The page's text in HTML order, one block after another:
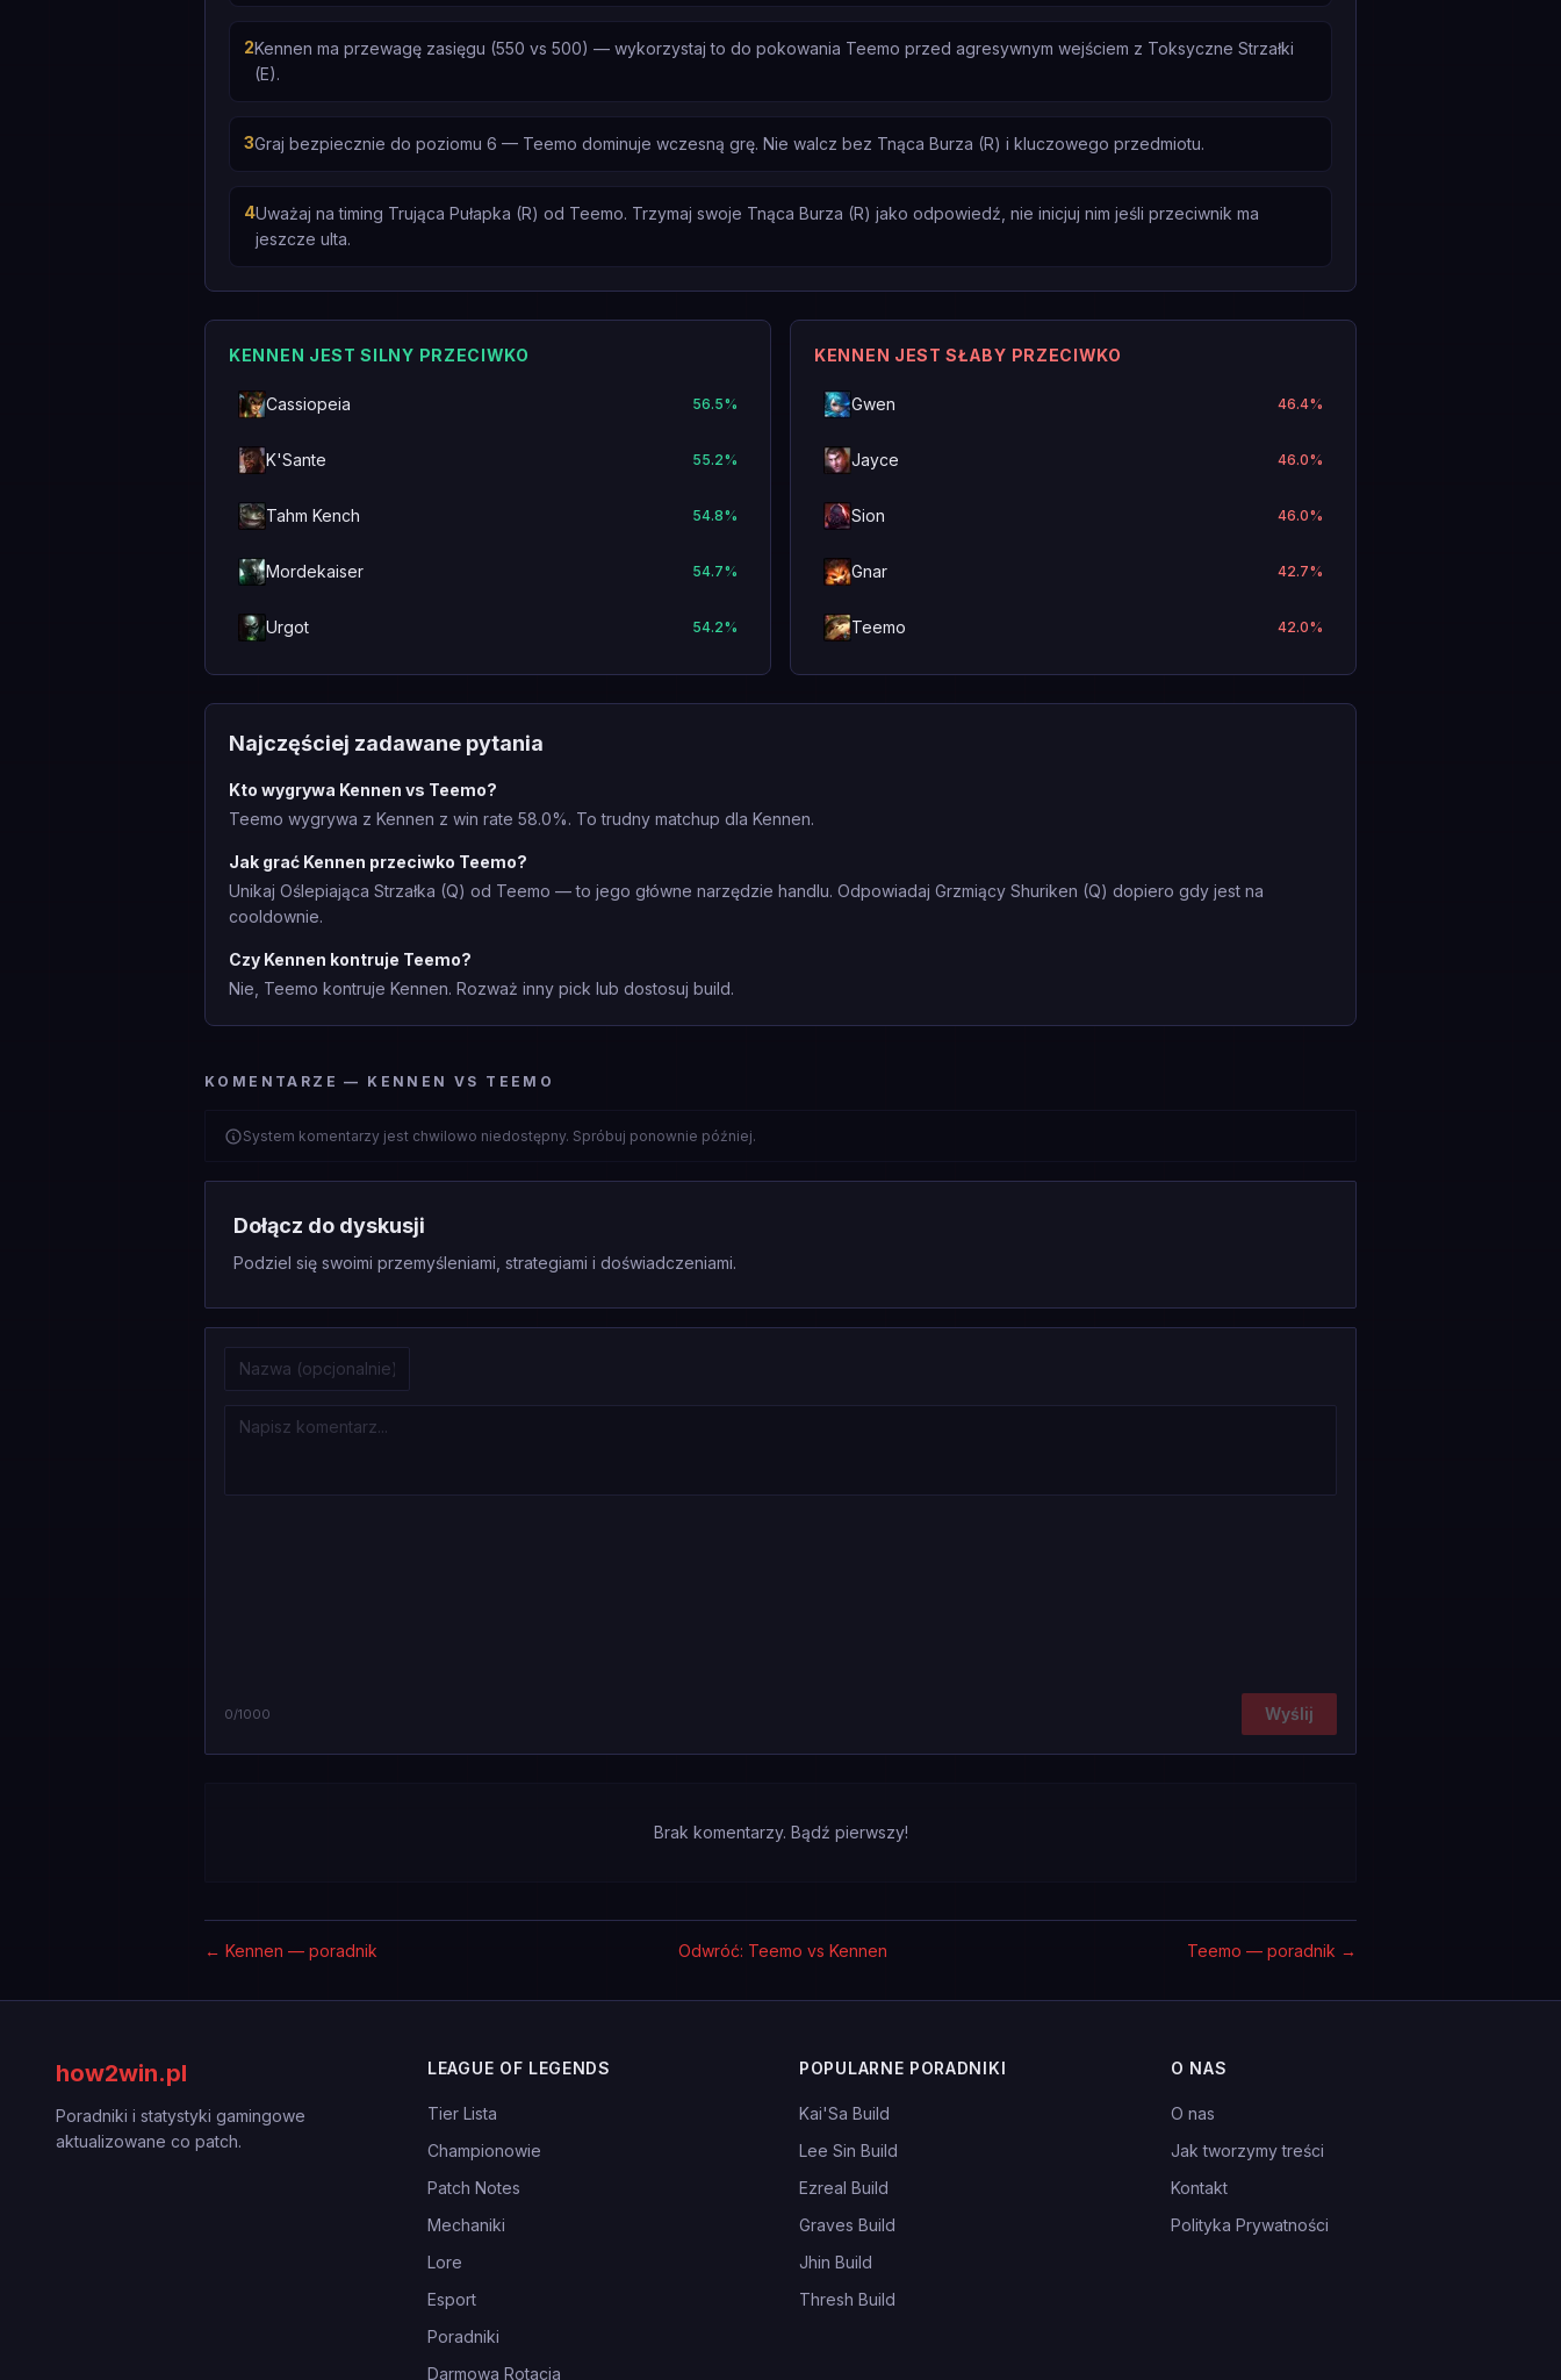
2Kennen ma przewagę zasięgu (550 vs 500) — wykorzystaj to do pokowania Teemo przed agresywnym wejściem z Toksyczne Strzałki
(E).
3Graj bezpiecznie do poziomu 6 — Teemo dominuje wczesną grę. Nie walcz bez Tnąca Burza (R) i kluczowego przedmiotu.
4Uważaj na timing Trująca Pułapka (R) od Teemo. Trzymaj swoje Tnąca Burza (R) jako odpowiedź, nie inicjuj nim jeśli przeciwnik ma
jeszcze ulta.
KENNEN JEST SILNY PRZECIWKO
Cassiopeia 56.5%
K'Sante 55.2%
Tahm Kench 54.8%
Mordekaiser 54.7%
Urgot 54.2%
KENNEN JEST SŁABY PRZECIWKO
Gwen 46.4%
Jayce 46.0%
Sion 46.0%
Gnar 42.7%
Teemo 42.0%
Najczęściej zadawane pytania
Kto wygrywa Kennen vs Teemo?
Teemo wygrywa z Kennen z win rate 58.0%. To trudny matchup dla Kennen.
Jak grać Kennen przeciwko Teemo?
Unikaj Oślepiająca Strzałka (Q) od Teemo — to jego główne narzędzie handlu. Odpowiadaj Grzmiący Shuriken (Q) dopiero gdy jest na
cooldownie.
Czy Kennen kontruje Teemo?
Nie, Teemo kontruje Kennen. Rozważ inny pick lub dostosuj build.
KOMENTARZE — KENNEN VS TEEMO
System komentarzy jest chwilowo niedostępny. Spróbuj ponownie później.
Dołącz do dyskusji
Podziel się swoimi przemyśleniami, strategiami i doświadczeniami.
0/1000 Wyślij
Brak komentarzy. Bądź pierwszy!
← Kennen — poradnik Odwróć: Teemo vs Kennen Teemo — poradnik →
how2win.pl
Poradniki i statystyki gamingowe
aktualizowane co patch.
LEAGUE OF LEGENDS
Tier Lista
Championowie
Patch Notes
Mechaniki
Lore
Esport
Poradniki
Darmowa Rotacja
POPULARNE PORADNIKI
Kai'Sa Build
Lee Sin Build
Ezreal Build
Graves Build
Jhin Build
Thresh Build
O NAS
O nas
Jak tworzymy treści
Kontakt
Polityka Prywatności